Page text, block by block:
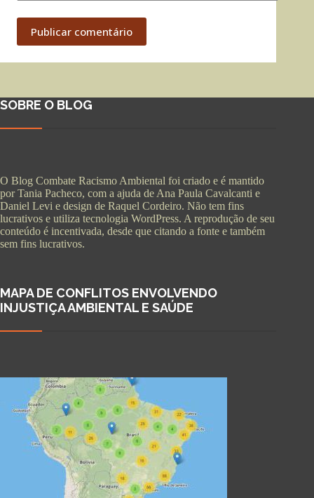
Publicar comentário
SOBRE O BLOG
O Blog Combate Racismo Ambiental foi criado e é mantido
por Tania Pacheco, com a ajuda de Ana Paula Cavalcanti e
Daniel Levi e design de Raquel Cordeiro. Não tem fins
lucrativos e utiliza tecnologia WordPress. A reprodução de seu
conteúdo é incentivada, desde que citando a fonte e também
sem fins lucrativos.
MAPA DE CONFLITOS ENVOLVENDO
INJUSTIÇA AMBIENTAL E SAÚDE